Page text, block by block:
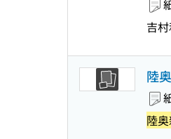
吉
陸
陸